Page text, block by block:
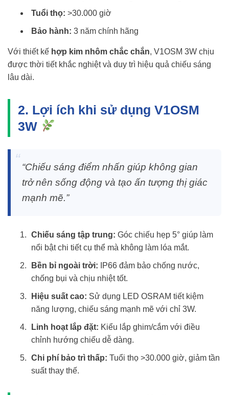
Tuổi thọ: >30.000 giờ
Bảo hành: 3 năm chính hãng
Với thiết kế hợp kim nhôm chắc chắn, V1OSM 3W chịu
được thời tiết khắc nghiệt và duy trì hiệu quả chiếu sáng
lâu dài.
2. Lợi ích khi sử dụng V1OSM
3W
“Chiếu sáng điểm nhấn giúp không gian
trở nên sống động và tạo ấn tượng thị giác
mạnh mẽ.”
Chiếu sáng tập trung: Góc chiếu hẹp 5° giúp làm
nổi bật chi tiết cụ thể mà không làm lóa mắt.
Bền bỉ ngoài trời: IP66 đảm bảo chống nước,
chống bụi và chịu nhiệt tốt.
Hiệu suất cao: Sử dụng LED OSRAM tiết kiệm
năng lượng, chiếu sáng mạnh mẽ với chỉ 3W.
Linh hoạt lắp đặt: Kiểu lắp ghim/cắm với điều
chỉnh hướng chiếu dễ dàng.
Chi phí bảo trì thấp: Tuổi thọ >30.000 giờ, giảm tần
suất thay thế.